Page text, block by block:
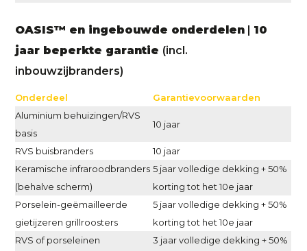
OASIS™ en ingebouwde onderdelen | 10
jaar beperkte garantie (incl.
inbouwzijbranders)
Onderdeel
Garantievoorwaarden
Aluminium behuizingen/RVS
basis
10 jaar
RVS buisbranders
10 jaar
Keramische infraroodbranders
(behalve scherm)
5 jaar volledige dekking + 50%
korting tot het 10e jaar
Porselein-geëmailleerde
gietijzeren grillroosters
5 jaar volledige dekking + 50%
korting tot het 10e jaar
RVS of porseleinen
3 jaar volledige dekking + 50%